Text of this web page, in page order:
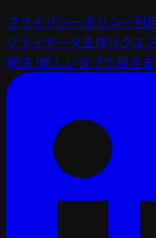
プライバシーポリシー利
リティデータ主体リクエ
解決 (新しいタブで開き